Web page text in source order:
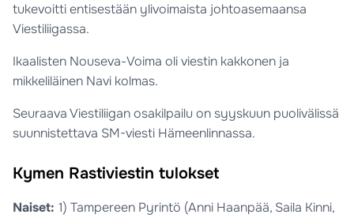
tukevoitti entisestään ylivoimaista johtoasemaansa
Viestiliigassa.
Ikaalisten Nouseva-Voima oli viestin kakkonen ja
mikkeliläinen Navi kolmas.
Seuraava Viestiliigan osakilpailu on syyskuun puolivälissä
suunnistettava SM-viesti Hämeenlinnassa.
Kymen Rastiviestin tulokset
Naiset: 1) Tampereen Pyrintö (Anni Haanpää, Saila Kinni,